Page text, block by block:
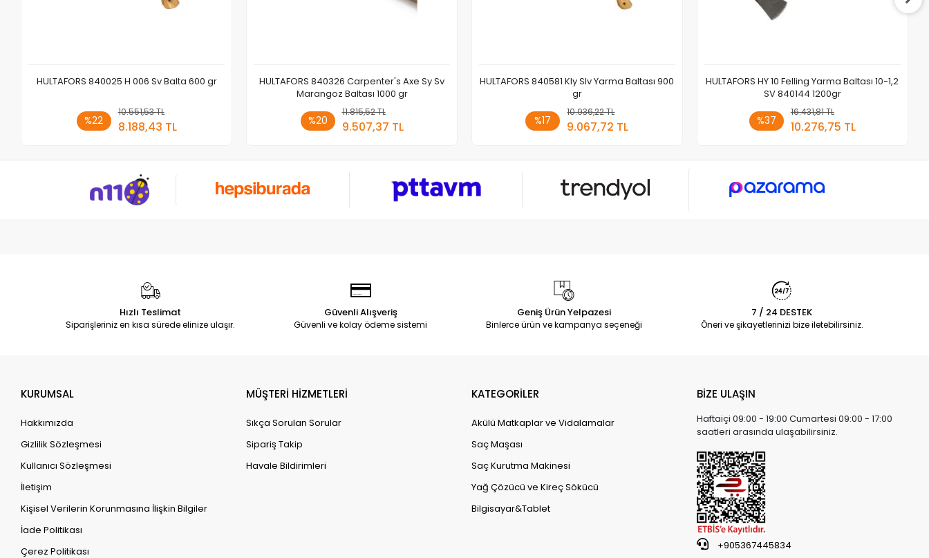
HULTAFORS 840025 H 006 Sv Balta 600 gr
%22
10.551,53 TL
8.188,43 TL
Sepete Ekle
HULTAFORS 840326 Carpenter's Axe Sy Sv
Marangoz Baltası 1000 gr
%20
11.815,52 TL
9.507,37 TL
Sepete Ekle
HULTAFORS 840581 Kly Slv Yarma Baltası 900
gr
%17
10.936,22 TL
9.067,72 TL
Sepete Ekle
HULTAFORS HY 10 Felling Yarma Baltası 10-1,2
SV 840144 1200gr
%37
16.431,81 TL
10.276,75 TL
Sepete Ekle
Hızlı Teslimat
Siparişleriniz en kısa sürede elinize ulaşır.
Güvenli Alışveriş
Güvenli ve kolay ödeme sistemi
Geniş Ürün Yelpazesi
Binlerce ürün ve kampanya seçeneği
7 / 24 DESTEK
Öneri ve şikayetlerinizi bize iletebilirsiniz.
KURUMSAL
Hakkımızda
Gizlilik Sözleşmesi
Kullanıcı Sözleşmesi
İletişim
Kişisel Verilerin Korunmasına İlişkin Bilgiler
İade Politikası
Çerez Politikası
MÜŞTERİ HİZMETLERİ
Sıkça Sorulan Sorular
Sipariş Takip
Havale Bildirimleri
KATEGORİLER
Akülü Matkaplar ve Vidalamalar
Saç Maşası
Saç Kurutma Makinesi
Yağ Çözücü ve Kireç Sökücü
Bilgisayar&Tablet
BİZE ULAŞIN
Haftaiçi 09:00 - 19:00 Cumartesi 09:00 - 17:00
saatleri arasında ulaşabilirsiniz.
+905367445834